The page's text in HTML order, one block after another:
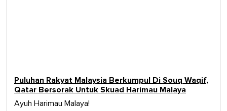
Puluhan Rakyat Malaysia Berkumpul Di Souq Waqif,
Qatar Bersorak Untuk Skuad Harimau Malaya
Ayuh Harimau Malaya!